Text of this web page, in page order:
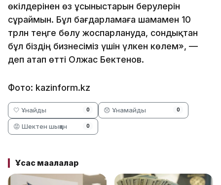
өкілдерінен өз ұсыныстарын берулерін
сұраймын. Бұл бағдарламаға шамамен 10
трлн теңге бөлу жоспарлануда, сондықтан
бұл біздің бизнесіміз үшін үлкен көлем», —
деп атап өтті Олжас Бектенов.
Фото: kazinform.kz
🤍 Ұнайды 0 😞 Ұнамайды 0
😡 Шектен шыққан 0
Ұқсас мақалалар